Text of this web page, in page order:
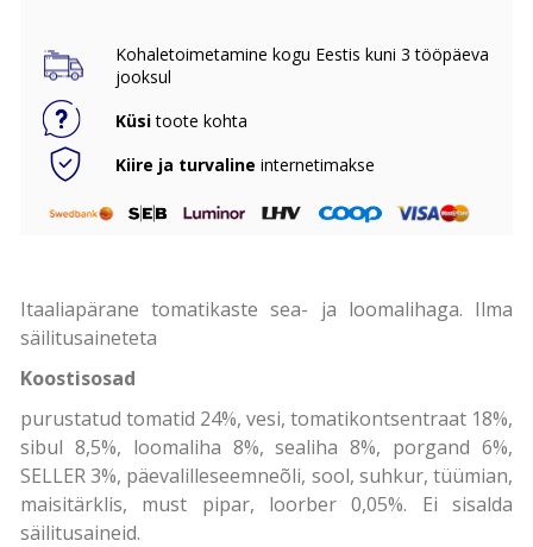
Kohaletoimetamine kogu Eestis kuni 3 tööpäeva
jooksul
Küsitoote kohta
Kiire ja turvaline internetimakse
Itaaliapärane tomatikaste sea- ja loomalihaga. Ilma
säilitusaineteta
Koostisosad
purustatud tomatid 24%, vesi, tomatikontsentraat 18%,
sibul 8,5%, loomaliha 8%, sealiha 8%, porgand 6%,
SELLER 3%, päevalilleseemneõli, sool, suhkur, tüümian,
maisitärklis, must pipar, loorber 0,05%. Ei sisalda
säilitusaineid.